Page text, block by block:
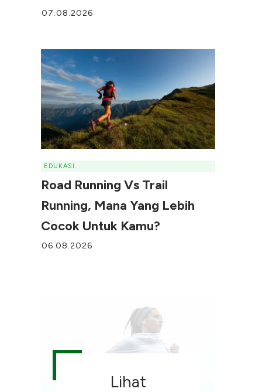
07.08.2026
EDUKASI
Road Running Vs Trail
Running, Mana Yang Lebih
Cocok Untuk Kamu?
06.08.2026
Lihat